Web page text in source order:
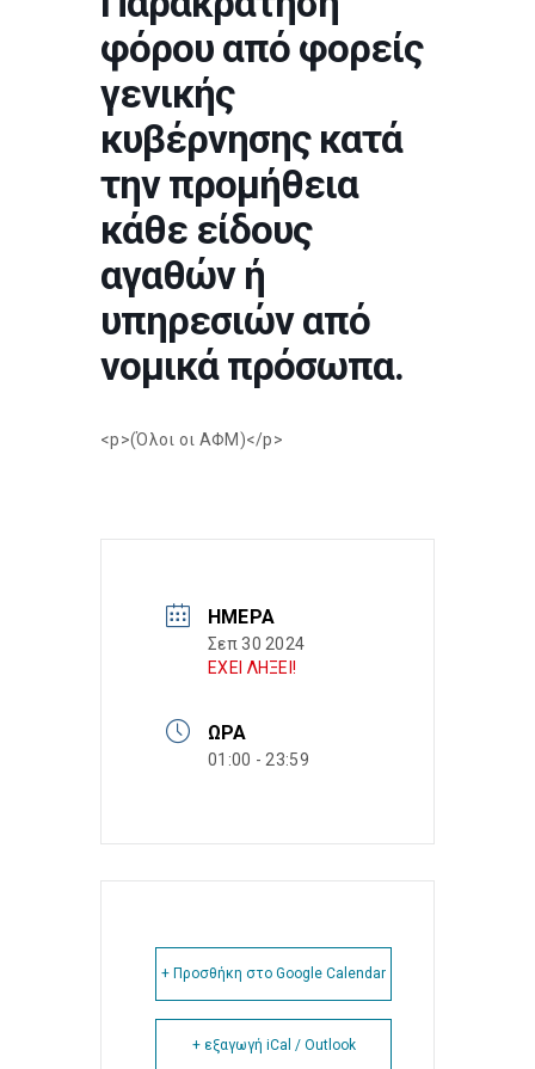
φόρου από φορείς
γενικής
κυβέρνησης κατά
την προμήθεια
κάθε είδους
αγαθών ή
υπηρεσιών από
νομικά πρόσωπα.
<p>(Όλοι οι ΑΦΜ)</p>
ΗΜΈΡΑ
Σεπ 30 2024
ΕΧΕΙ ΛΗΞΕΙ!
ΏΡΑ
01:00 - 23:59
+ Προσθήκη στο Google Calendar
+ εξαγωγή iCal / Outlook